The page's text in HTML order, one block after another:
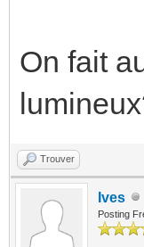
On fait
Trouver
Ives
Posting